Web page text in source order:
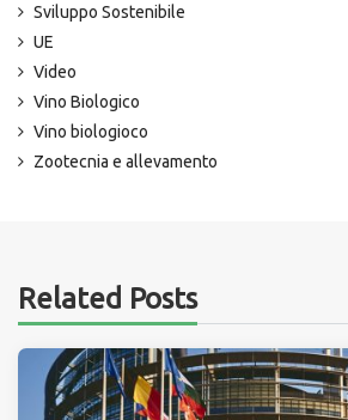
Sviluppo Sostenibile
UE
Video
Vino Biologico
Vino biologioco
Zootecnia e allevamento
Related Posts